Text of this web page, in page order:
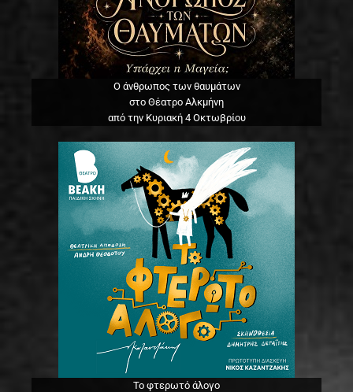
Ο άνθρωπος των θαυμάτων
στο Θέατρο Αλκμήνη
από την Κυριακή 4 Οκτωβρίου
Το φτερωτό άλογο